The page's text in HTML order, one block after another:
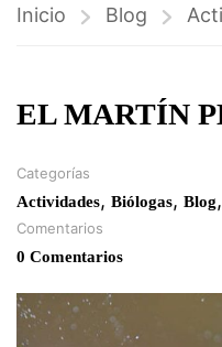
Inicio Blog
EL MARTÍN
Categorías
Actividades, Biólogas, Blog,
Comentarios
0 Comentarios